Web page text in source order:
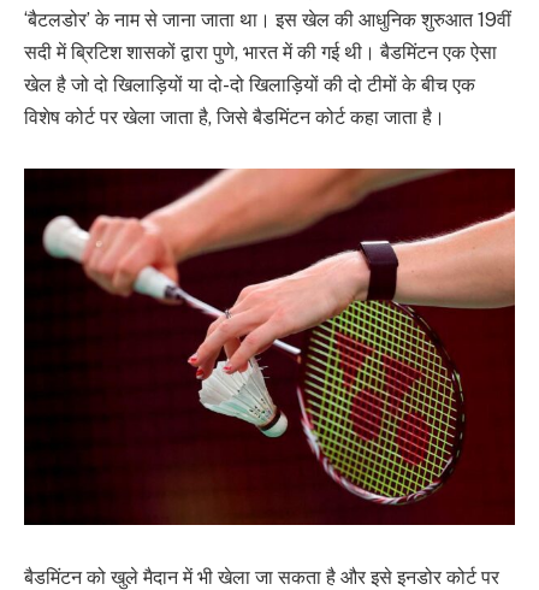
‘बैटलडोर’ के नाम से जाना जाता था। इस खेल की आधुनिक शुरुआत 19वीं
सदी में ब्रिटिश शासकों द्वारा पुणे, भारत में की गई थी। बैडमिंटन एक ऐसा
खेल है जो दो खिलाड़ियों या दो-दो खिलाड़ियों की दो टीमों के बीच एक
विशेष कोर्ट पर खेला जाता है, जिसे बैडमिंटन कोर्ट कहा जाता है।
बैडमिंटन को खुले मैदान में भी खेला जा सकता है और इसे इनडोर कोर्ट पर